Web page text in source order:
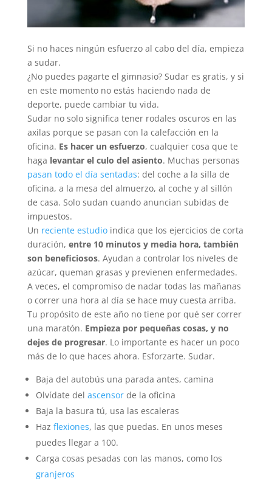
Si no haces ningún esfuerzo al cabo del día, empieza
a sudar.
¿No puedes pagarte el gimnasio? Sudar es gratis, y si
en este momento no estás haciendo nada de
deporte, puede cambiar tu vida.
Sudar no solo significa tener rodales oscuros en las
axilas porque se pasan con la calefacción en la
oficina. Es hacer un esfuerzo, cualquier cosa que te
haga levantar el culo del asiento. Muchas personas
pasan todo el día sentadas: del coche a la silla de
oficina, a la mesa del almuerzo, al coche y al sillón
de casa. Solo sudan cuando anuncian subidas de
impuestos.
Un reciente estudioindica que los ejercicios de corta
duración, entre 10 minutos y media hora, también
son beneficiosos. Ayudan a controlar los niveles de
azúcar, queman grasas y previenen enfermedades.
A veces, el compromiso de nadar todas las mañanas
o correr una hora al día se hace muy cuesta arriba.
Tu propósito de este año no tiene por qué ser correr
una maratón. Empieza por pequeñas cosas, y no
dejes de progresar. Lo importante es hacer un poco
más de lo que haces ahora. Esforzarte. Sudar.
Baja del autobús una parada antes, camina
Olvídate del ascensorde la oficina
Baja la basura tú, usa las escaleras
Haz flexiones, las que puedas. En unos meses
puedes llegar a 100.
Carga cosas pesadas con las manos, como los
granjeros